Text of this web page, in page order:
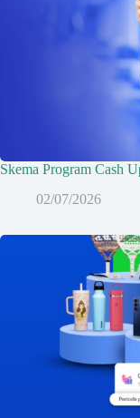
Skema Program Cash
02/07/2026